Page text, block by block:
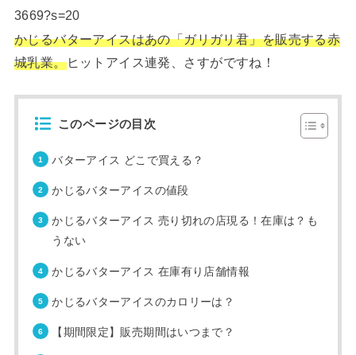
3669?s=20
かじるバターアイスはあの「ガリガリ君」を販売する赤
城乳業。ヒットアイス連発、さすがですね！
このページの目次
バターアイス どこで買える？
かじるバターアイスの値段
かじるバターアイス 売り切れの店現る！在庫は？も
うない
かじるバターアイス 在庫有り店舗情報
かじるバターアイスのカロリーは？
【期間限定】販売期間はいつまで？